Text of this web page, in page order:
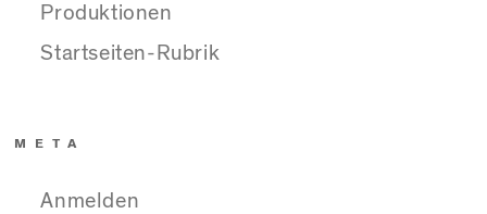
Produktionen
Startseiten-Rubrik
META
Anmelden